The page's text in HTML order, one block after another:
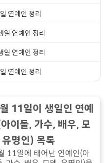
연예인 정리
일 연예인 정리
일 연예인 정리
연예인 정리
11일이 생일인 연예
이돌, 가수, 배우, 모
유명인) 목록
11일에 태어난 연예인(아